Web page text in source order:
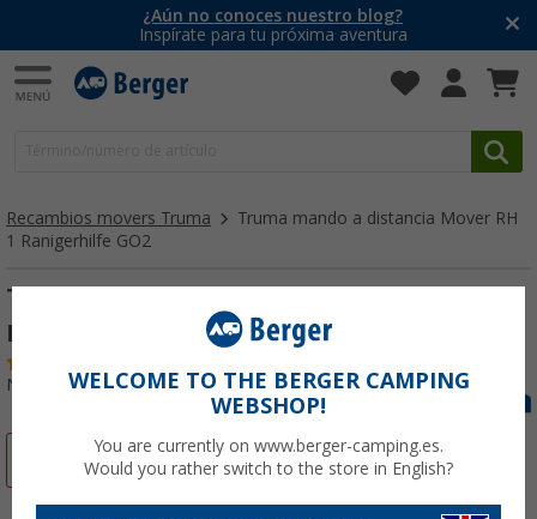
¿Aún no conoces nuestro blog?
Inspírate para tu próxima aventura
Recambios movers Truma
Truma mando a distancia Mover RH
1 Ranigerhilfe GO2
Truma mando a distancia Mover RH 1
Ranigerhilfe GO2
Nº de artículo 117373
WELCOME TO THE BERGER CAMPING
WEBSHOP!
You are currently on www.berger-camping.es.
Would you rather switch to the store in English?